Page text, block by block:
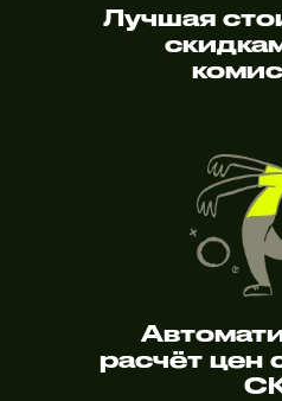
Лучшая
расчёт цен